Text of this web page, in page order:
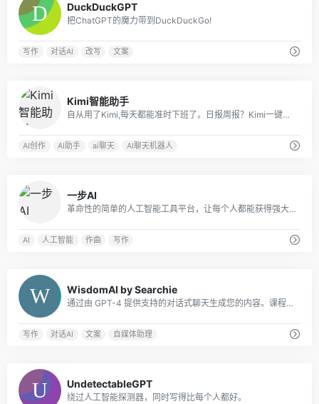
DuckDuckGPT
把ChatGPT的魔力带到DuckDuckGo!
写作 对话AI 改写 文案
Kimi智能助手
自从用了Kimi,每天都能准时下班了。日报周报？Kimi一键帮你搞定
AI创作 AI助手 ai聊天 AI聊天机器人
一步AI
革命性的简单的人工智能工具平台，让每个人都能获得强大的人工智能应用我们的专业和用户友好的一步AI服务。
AI 人工智能 作曲 写作
WisdomAI by Searchie
通过由 GPT-4 提供支持的对​​话式聊天生成您的内容。课程，会员资格，播客，教练和更多!
写作 对话AI 文案 自媒体助理
UndetectableGPT
绕过人工智能探测器，同时写得比每个人都好。